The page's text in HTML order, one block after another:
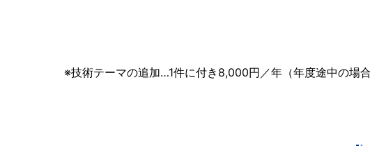
※技術テーマの追加…1件に付き8,000円／年（年度途中の場